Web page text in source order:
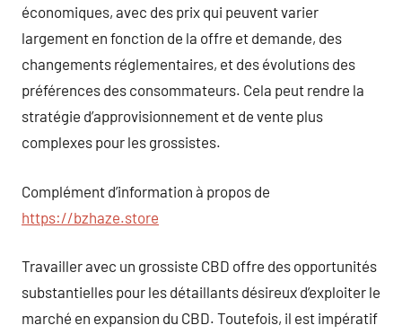
économiques, avec des prix qui peuvent varier
largement en fonction de la offre et demande, des
changements réglementaires, et des évolutions des
préférences des consommateurs. Cela peut rendre la
stratégie d’approvisionnement et de vente plus
complexes pour les grossistes.
Complément d’information à propos de
https://bzhaze.store
Travailler avec un grossiste CBD offre des opportunités
substantielles pour les détaillants désireux d’exploiter le
marché en expansion du CBD. Toutefois, il est impératif